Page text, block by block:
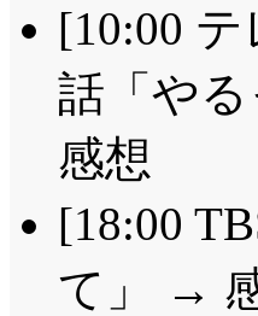
[10:00
話「や
感想
[18:00
て」 →